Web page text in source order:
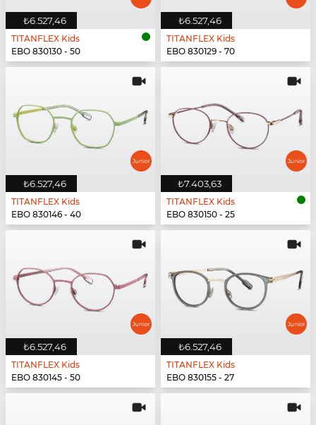
₺6.527,46
TITANFLEX Kids
EBO 830130 - 50
₺6.527,46
TITANFLEX Kids
EBO 830129 - 70
₺6.527,46
TITANFLEX Kids
EBO 830146 - 40
₺7.403,63
TITANFLEX Kids
EBO 830150 - 25
₺6.527,46
TITANFLEX Kids
EBO 830145 - 50
₺6.527,46
TITANFLEX Kids
EBO 830155 - 27